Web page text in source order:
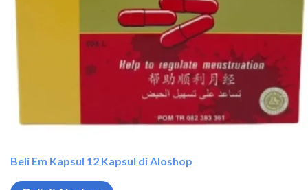
Beli Em Kapsul 12 Kapsul di Aloshop